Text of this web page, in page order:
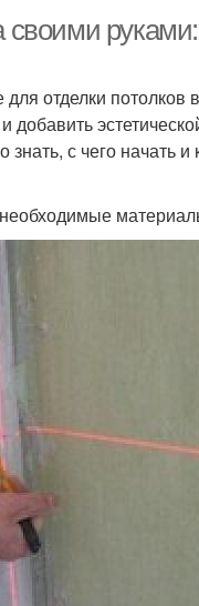
своими
отделки
добавить
с чего начать